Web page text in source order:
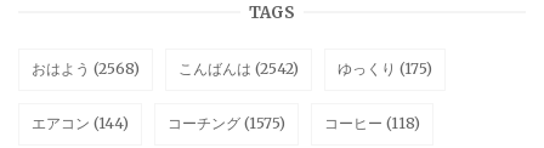
TAGS
おはよう (2568) こんばんは (2542) ゆっくり (175)
エアコン (144) コーチング (1575) コーヒー (118)